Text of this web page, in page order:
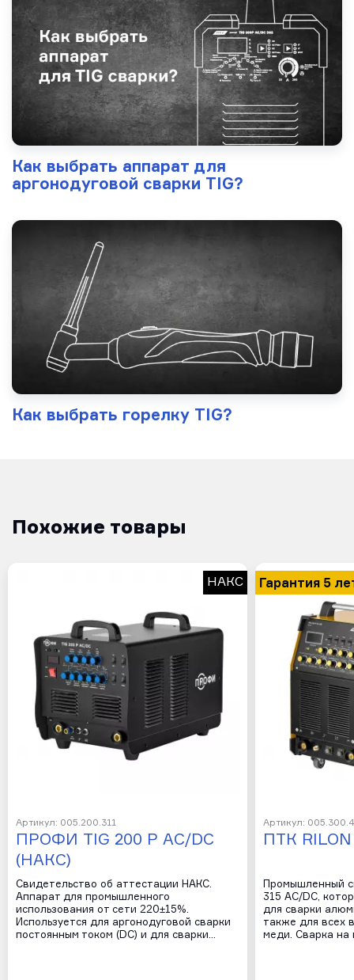
Как выбрать аппарат для
аргонодуговой сварки TIG?
Как выбрать горелку TIG?
Похожие товары
НАКС
Артикул: 005.200.311
ПРОФИ TIG 200 P AC/DC
(НАКС)
Свидетельство об аттестации НАКС.
Аппарат для промышленного
использования от сети 220±15%.
Используется для аргонодуговой сварки
постоянным током (DC) и для сварки…
Гарантия 5
Артикул:
ПТК RILON
Промышленный
315 AC/DC,
для сварки
также для всех
меди. Сварка на